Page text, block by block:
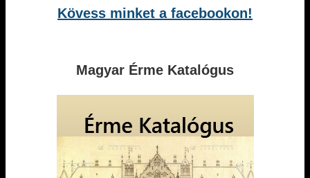
Kövess minket a facebookon!
Magyar Érme Katalógus